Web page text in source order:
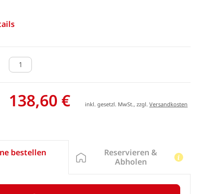
138,60 € inkl. gesetzl. MwSt., zzgl.Versandkosten
bestellen
Reservieren &
Abholen